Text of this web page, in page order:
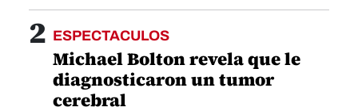
2 ESPECTACULOS
Michael Bolton revela que le
diagnosticaron un tumor
cerebral